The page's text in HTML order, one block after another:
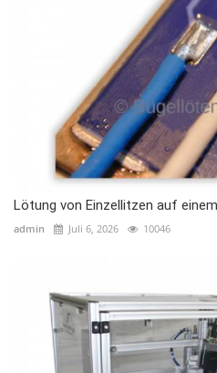
Lötung von Einzellitzen auf
admin Juli 6, 2026 10046